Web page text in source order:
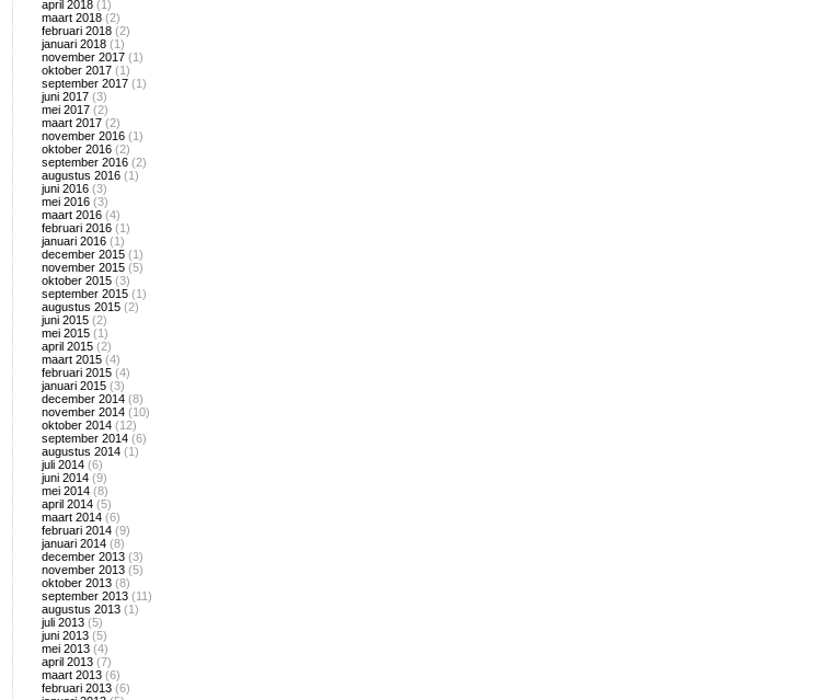
april 2018 (1)
maart 2018 (2)
februari 2018 (2)
januari 2018 (1)
november 2017 (1)
oktober 2017 (1)
september 2017 (1)
juni 2017 (3)
mei 2017 (2)
maart 2017 (2)
november 2016 (1)
oktober 2016 (2)
september 2016 (2)
augustus 2016 (1)
juni 2016 (3)
mei 2016 (3)
maart 2016 (4)
februari 2016 (1)
januari 2016 (1)
december 2015 (1)
november 2015 (5)
oktober 2015 (3)
september 2015 (1)
augustus 2015 (2)
juni 2015 (2)
mei 2015 (1)
april 2015 (2)
maart 2015 (4)
februari 2015 (4)
januari 2015 (3)
december 2014 (8)
november 2014 (10)
oktober 2014 (12)
september 2014 (6)
augustus 2014 (1)
juli 2014 (6)
juni 2014 (9)
mei 2014 (8)
april 2014 (5)
maart 2014 (6)
februari 2014 (9)
januari 2014 (8)
december 2013 (3)
november 2013 (5)
oktober 2013 (8)
september 2013 (11)
augustus 2013 (1)
juli 2013 (5)
juni 2013 (5)
mei 2013 (4)
april 2013 (7)
maart 2013 (6)
februari 2013 (6)